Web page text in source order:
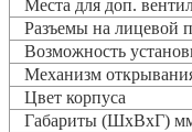
Места для доп.
Разъемы на лицевой
Возможность
Механизм
Цвет корпуса
Габариты (ШхВхГ)